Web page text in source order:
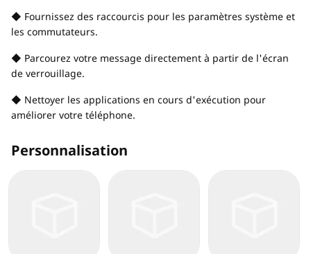
◆ Fournissez des raccourcis pour les paramètres système et
les commutateurs.
◆ Parcourez votre message directement à partir de l'écran
de verrouillage.
◆ Nettoyer les applications en cours d'exécution pour
améliorer votre téléphone.
Personnalisation